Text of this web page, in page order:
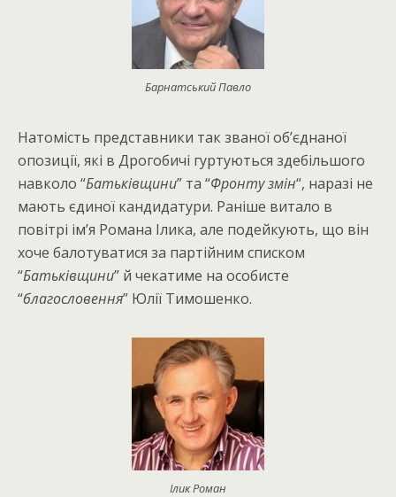
Барнатський Павло
Натомість представники так званої об’єднаної
опозиції, які в Дрогобичі гуртуються здебільшого
навколо “Батьківщини” та “Фронту змін“, наразі не
мають єдиної кандидатури. Раніше витало в
повітрі ім’я Романа Ілика, але подейкують, що він
хоче балотуватися за партійним списком
“Батьківщини” й чекатиме на особисте
“благословення” Юлії Тимошенко.
Ілик Роман